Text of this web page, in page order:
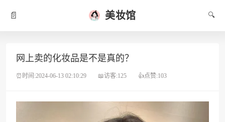
📄 美妆馆 🔍
网上卖的化妆品是不是真的？
⏰时间:2024-06-13 02:10:29 📖访客:125 👍点赞:103